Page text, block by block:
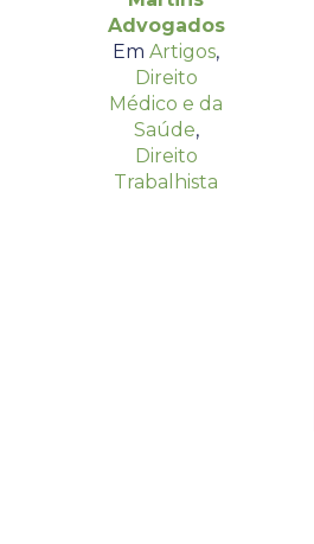
Advogados
Em Artigos,
Direito
Médico e da
Saúde,
Direito
Trabalhista